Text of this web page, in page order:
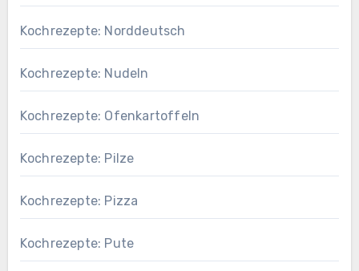
Kochrezepte: Norddeutsch
Kochrezepte: Nudeln
Kochrezepte: Ofenkartoffeln
Kochrezepte: Pilze
Kochrezepte: Pizza
Kochrezepte: Pute